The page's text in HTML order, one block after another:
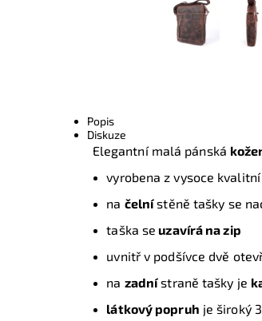
Popis
Diskuze
Elegantní malá pánská
vyrobena z vysoce
na čelnístěně tašky se
taška se uzavírá na zip
uvnitř v podšívce dvě
na zadnístraně tašky je
látkový popruh je široký